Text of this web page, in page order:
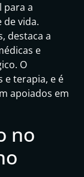
para a
de vida.
destaca a
e
O
terapia, e é
apoiados em
no